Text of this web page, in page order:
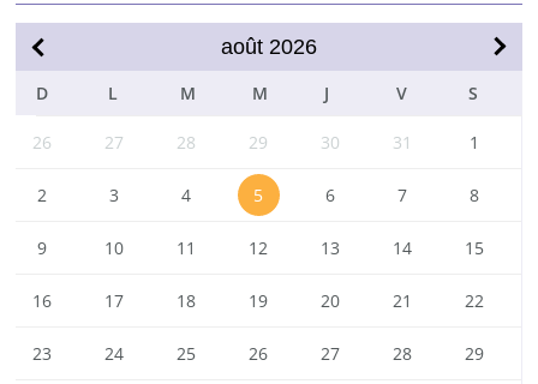
août 2026
DIM LUN VEN
26 27 28 29 30 31 1
2 3 4 5 6 7 8
9 10 11 12 13 14 15
16 17 18 19 20 21 22
23 24 25 26 27 28 29